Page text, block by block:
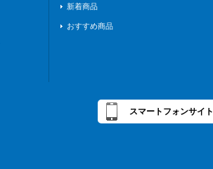
新着商品
おすすめ商品
スマートフォンサイト